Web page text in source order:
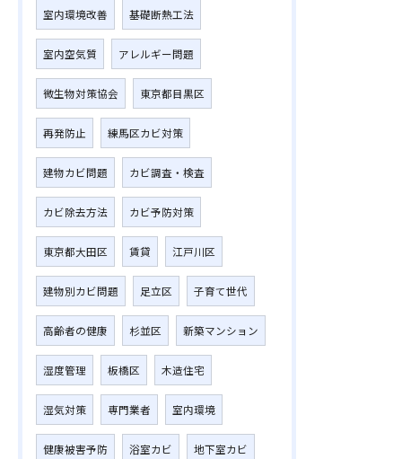
室内環境改善 基礎断熱工法
室内空気質 アレルギー問題
微生物対策協会 東京都目黒区
再発防止 練馬区カビ対策
建物カビ問題 カビ調査・検査
カビ除去方法 カビ予防対策
東京都大田区 賃貸 江戸川区
建物別カビ問題 足立区 子育て世代
高齢者の健康 杉並区 新築マンション
湿度管理 板橋区 木造住宅
湿気対策 専門業者 室内環境
健康被害予防 浴室カビ 地下室カビ